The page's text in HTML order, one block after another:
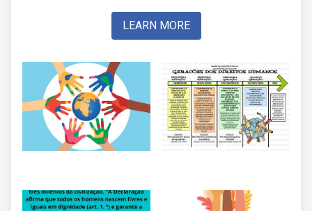
LEARN MORE